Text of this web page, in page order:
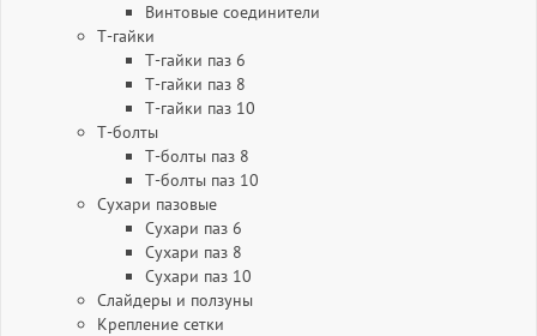
Винтовые соединители
Т-гайки
Т-гайки паз 6
Т-гайки паз 8
Т-гайки паз 10
Т-болты
Т-болты паз 8
Т-болты паз 10
Сухари пазовые
Сухари паз 6
Сухари паз 8
Сухари паз 10
Слайдеры и ползуны
Крепление сетки